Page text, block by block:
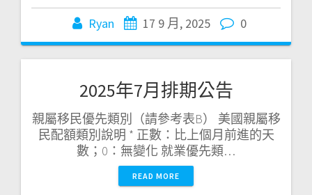
Ryan 17 9 月, 2025 0
2025年7月排期公告
親屬移民優先類別（請參考表B） 美國親屬移
民配額類別說明 * 正數：比上個月前進的天
數；0：無變化 就業優先類…
READ MORE